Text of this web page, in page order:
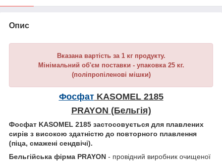
Опис
Вказана вартість за 1 кг продукту.
Мінімальний об'єм поставки - упаковка 25 кг.
(поліпропіленові мішки)
ФосфатKASOMEL 2185
PRAYON (Бельгія)
Фосфат KASOMEL 2185 застосовується для плавлених
сирів з високою здатністю до повторного плавлення
(піца, смажені сендвічі).
Бельгійська фірма PRAYON - провідний виробник очищеної